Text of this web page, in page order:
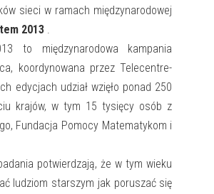
sieci w ramach międzynarodowej
2013 .
to międzynarodowa kampania
koordynowana przez Telecentre-
edycjach udział wzięło ponad 250
krajów, w tym 15 tysięcy osób z
Fundacja Pomocy Matematykom i
potwierdzają, że w tym wieku
ludziom starszym jak poruszać się